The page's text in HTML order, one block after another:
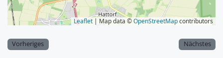
Leaflet | Map data ©OpenStreetMapcontributors
Vorheriges Nächstes